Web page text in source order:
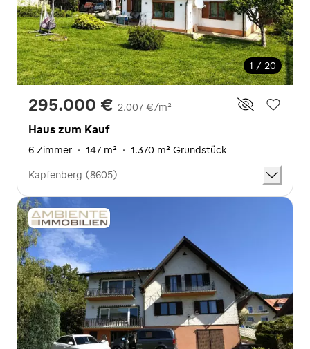
1 / 20
295.000 € 2.007 €/m²
Haus zum Kauf
6 Zimmer · 147 m² · 1.370 m² Grundstück
Kapfenberg (8605)